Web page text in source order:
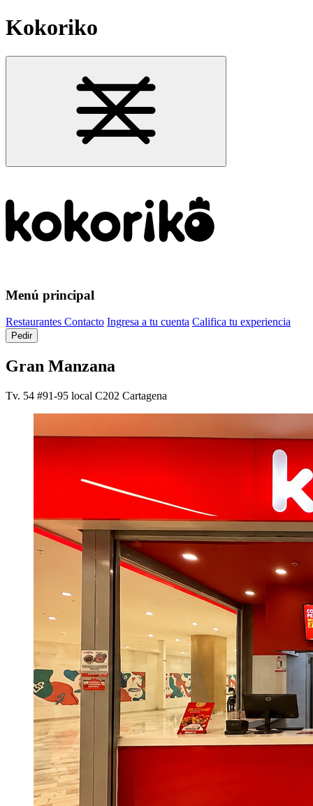
Kokoriko
Menú principal
Restaurantes Contacto Ingresa a tu cuenta Califica tu experiencia
Pedir
Gran Manzana
Tv. 54 #91-95 local C202 Cartagena